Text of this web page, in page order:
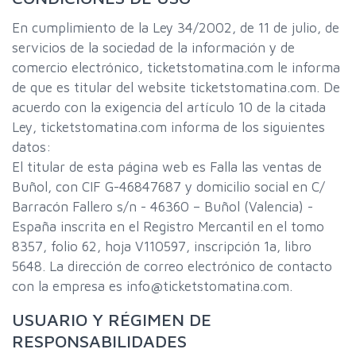
En cumplimiento de la Ley 34/2002, de 11 de julio, de
servicios de la sociedad de la información y de
comercio electrónico, ticketstomatina.com le informa
de que es titular del website ticketstomatina.com. De
acuerdo con la exigencia del artículo 10 de la citada
Ley, ticketstomatina.com informa de los siguientes
datos:
El titular de esta página web es Falla las ventas de
Buñol, con CIF G-46847687 y domicilio social en C/
Barracón Fallero s/n - 46360 – Buñol (Valencia) -
España inscrita en el Registro Mercantil en el tomo
8357, folio 62, hoja V110597, inscripción 1a, libro
5648. La dirección de correo electrónico de contacto
con la empresa es info@ticketstomatina.com.
USUARIO Y RÉGIMEN DE
RESPONSABILIDADES